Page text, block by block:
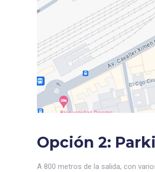
Opción 2:
A 800 metros de la salida, con